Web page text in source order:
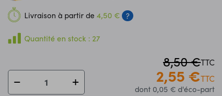
Livraison à partir de4,50 € ?
Quantité en stock : 27
8,50 €TTC
2,55 €TTC
dont 0,05 € d'éco-part